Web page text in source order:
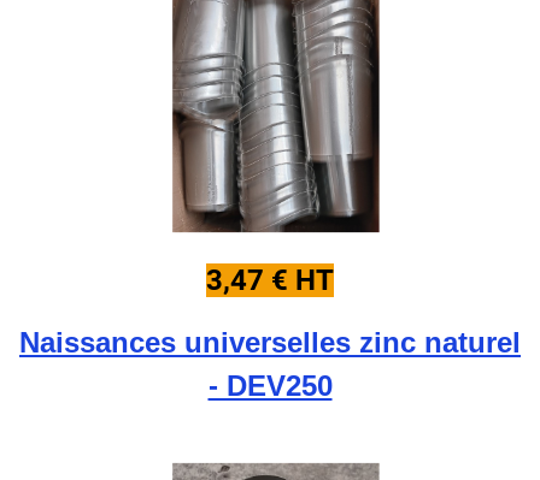
3,47 € HT
Naissances universelles zinc naturel
- DEV250